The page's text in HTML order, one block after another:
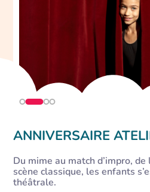
ANNIVERSAIRE
Du mime au match d’impro,
scène classique, les enfants
théâtrale.